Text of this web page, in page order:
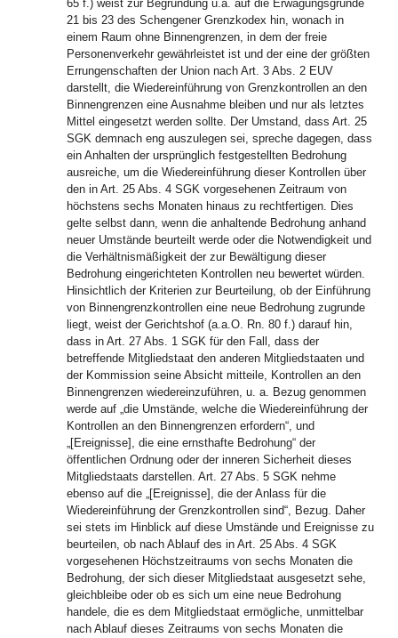
65 f.) weist zur Begründung u.a. auf die Erwägungsgründe
21 bis 23 des Schengener Grenzkodex hin, wonach in
einem Raum ohne Binnengrenzen, in dem der freie
Personenverkehr gewährleistet ist und der eine der größten
Errungenschaften der Union nach Art. 3 Abs. 2 EUV
darstellt, die Wiedereinführung von Grenzkontrollen an den
Binnengrenzen eine Ausnahme bleiben und nur als letztes
Mittel eingesetzt werden sollte. Der Umstand, dass Art. 25
SGK demnach eng auszulegen sei, spreche dagegen, dass
ein Anhalten der ursprünglich festgestellten Bedrohung
ausreiche, um die Wiedereinführung dieser Kontrollen über
den in Art. 25 Abs. 4 SGK vorgesehenen Zeitraum von
höchstens sechs Monaten hinaus zu rechtfertigen. Dies
gelte selbst dann, wenn die anhaltende Bedrohung anhand
neuer Umstände beurteilt werde oder die Notwendigkeit und
die Verhältnismäßigkeit der zur Bewältigung dieser
Bedrohung eingerichteten Kontrollen neu bewertet würden.
Hinsichtlich der Kriterien zur Beurteilung, ob der Einführung
von Binnengrenzkontrollen eine neue Bedrohung zugrunde
liegt, weist der Gerichtshof (a.a.O. Rn. 80 f.) darauf hin,
dass in Art. 27 Abs. 1 SGK für den Fall, dass der
betreffende Mitgliedstaat den anderen Mitgliedstaaten und
der Kommission seine Absicht mitteile, Kontrollen an den
Binnengrenzen wiedereinzuführen, u. a. Bezug genommen
werde auf „die Umstände, welche die Wiedereinführung der
Kontrollen an den Binnengrenzen erfordern“, und
„[Ereignisse], die eine ernsthafte Bedrohung“ der
öffentlichen Ordnung oder der inneren Sicherheit dieses
Mitgliedstaats darstellen. Art. 27 Abs. 5 SGK nehme
ebenso auf die „[Ereignisse], die der Anlass für die
Wiedereinführung der Grenzkontrollen sind“, Bezug. Daher
sei stets im Hinblick auf diese Umstände und Ereignisse zu
beurteilen, ob nach Ablauf des in Art. 25 Abs. 4 SGK
vorgesehenen Höchstzeitraums von sechs Monaten die
Bedrohung, der sich dieser Mitgliedstaat ausgesetzt sehe,
gleichbleibe oder ob es sich um eine neue Bedrohung
handele, die es dem Mitgliedstaat ermögliche, unmittelbar
nach Ablauf dieses Zeitraums von sechs Monaten die